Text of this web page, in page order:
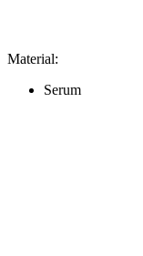
Material:
Serum